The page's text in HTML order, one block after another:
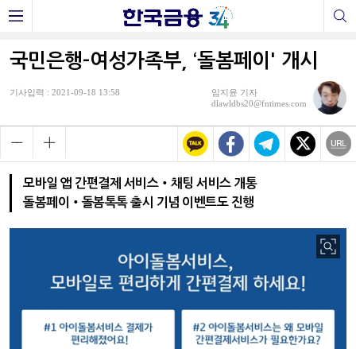
국민은행-여성가족부, ‘돌봄페이' 개시
기사입력 : 2021-09-18 13:58
임지윤 기자
dlawldbs20@fntimes.com
모바일 앱 간편결제 서비스‧채팅 서비스 개통
돌봄페이‧돌봄톡톡 출시 기념 이벤트도 진행